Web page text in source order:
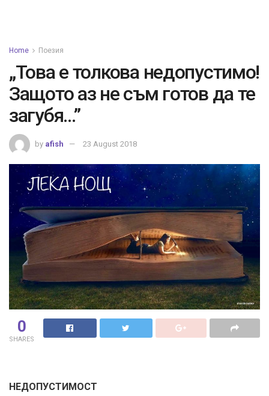
Home Поезия
„Това е толкова недопустимо!
Защото аз не съм готов да те
загубя…”
by afish 23 August 2018
0
SHARES
НЕДОПУСТИМОСТ